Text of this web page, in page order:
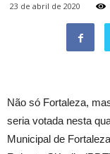
23 de abril de 2020
Não só Fortaleza,
seria votada nesta
Municipal de